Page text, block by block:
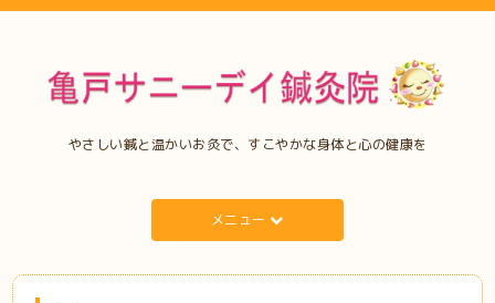
やさしい鍼と温かいお灸で、すこやかな身体と心の健康を
メニュー